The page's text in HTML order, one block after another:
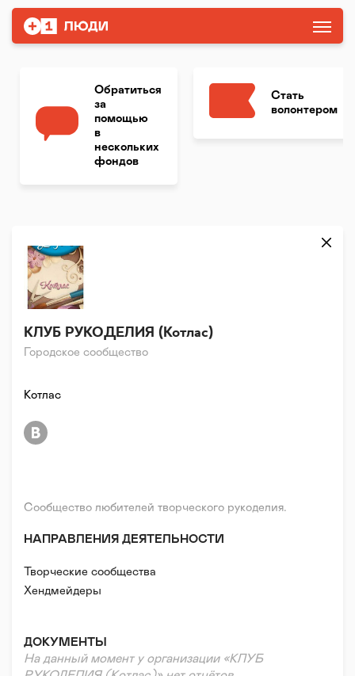
Обратиться
за
помощью
в
нескольких
фондов
Стать
волонтером
Городское сообщество
КЛУБ РУКОДЕЛИЯ (Котлас)
Сообщество любителей творческого рукоделия.
НАПРАВЛЕНИЯ ДЕЯТЕЛЬНОСТИ
Творческие сообщества
Хендмейдеры
ДОКУМЕНТЫ
На данный момент у организации «КЛУБ
Котлас